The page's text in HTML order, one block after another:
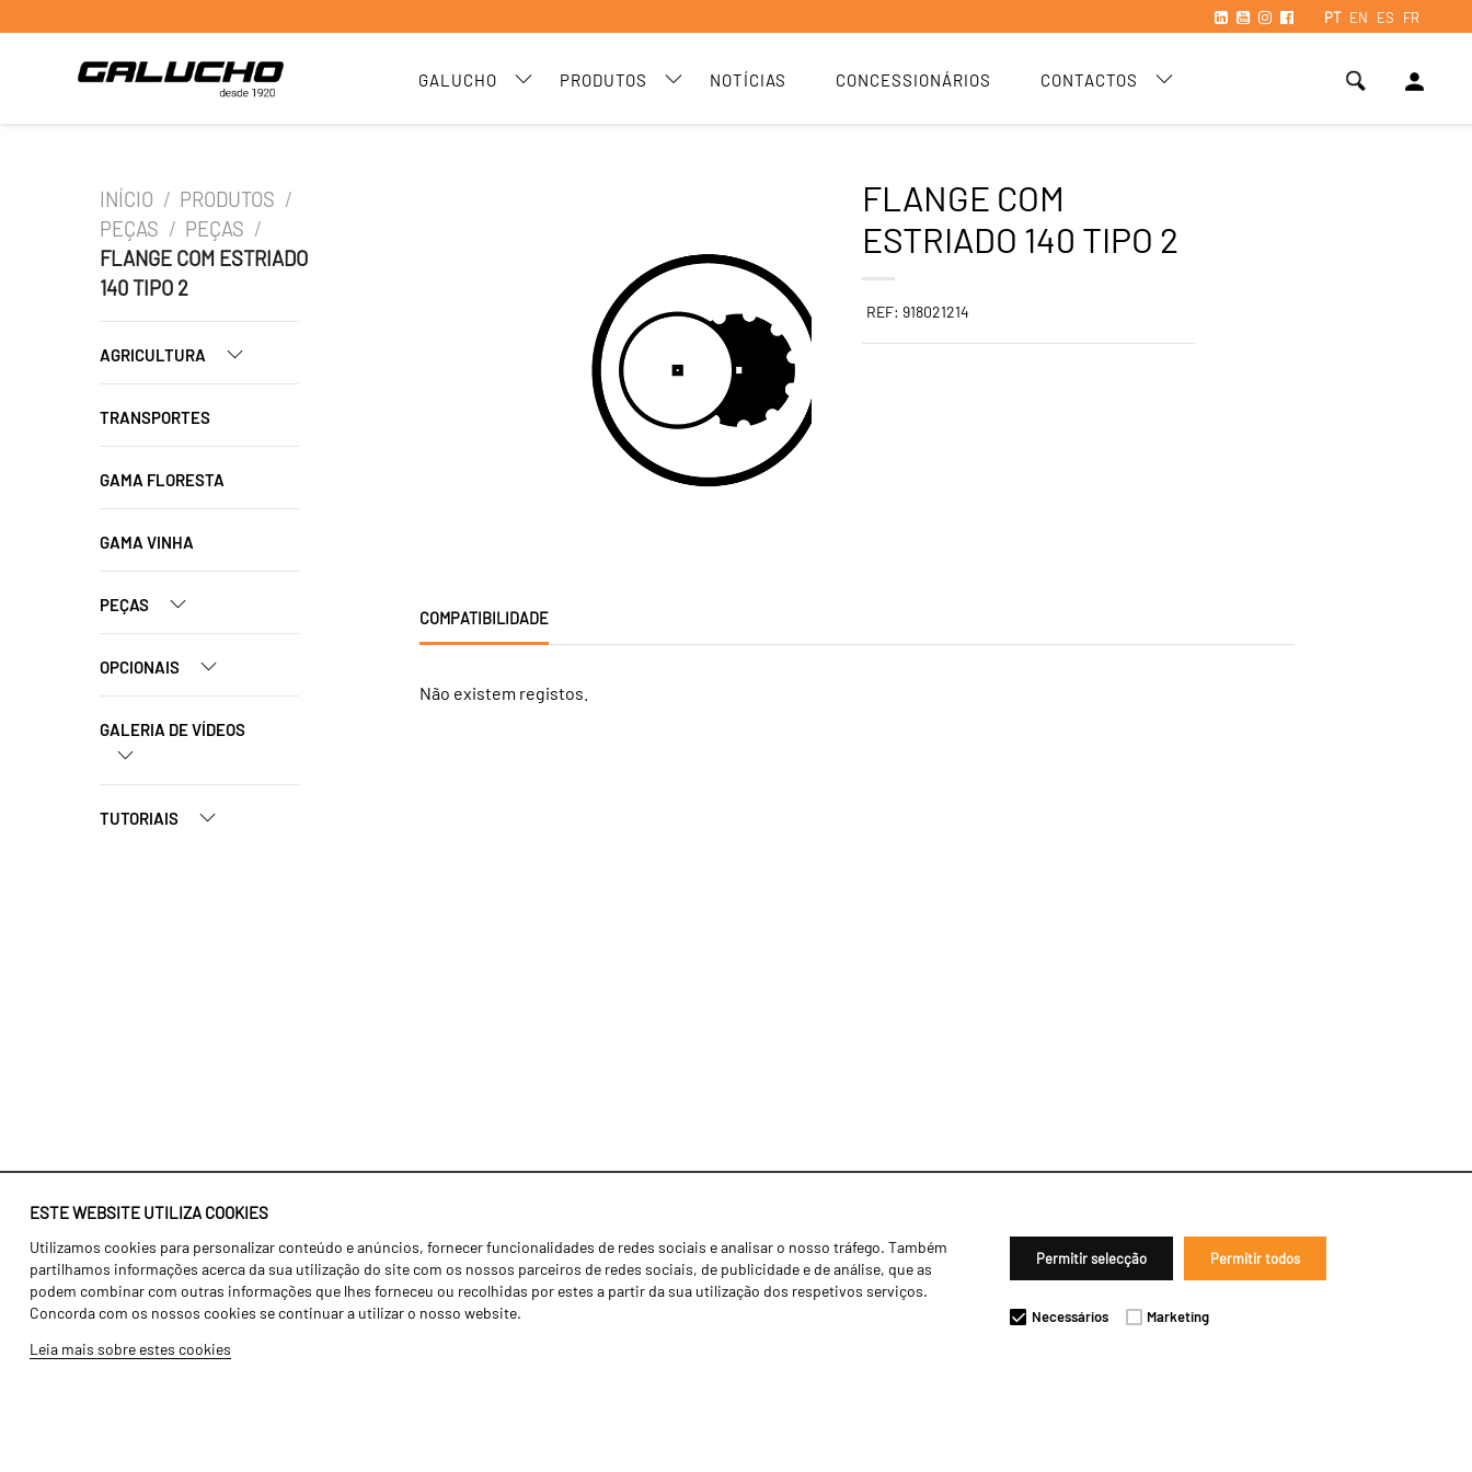
PT EN ES FR
GALUCHO PRODUTOS NOTÍCIAS CONCESSIONÁRIOS CONTACTOS person
ESTE WEBSITE UTILIZA COOKIES
Utilizamos cookies para personalizar conteúdo e anúncios, fornecer funcionalidades de redes sociais e analisar o nosso tráfego. Também
partilhamos informações acerca da sua utilização do site com os nossos parceiros de redes sociais, de publicidade e de análise, que as
podem combinar com outras informações que lhes forneceu ou recolhidas por estes a partir da sua utilização dos respetivos serviços.
Concorda com os nossos cookies se continuar a utilizar o nosso website.
Leia mais sobre estes cookies
Permitir selecção Permitir todos
Necessários Marketing
INÍCIO / PRODUTOS /
PEÇAS / PEÇAS /
FLANGE COM ESTRIADO
140 TIPO 2
AGRICULTURA
TRANSPORTES
GAMA FLORESTA
GAMA VINHA
PEÇAS
OPCIONAIS
GALERIA DE VÍDEOS
TUTORIAIS
FLANGE COM
ESTRIADO 140 TIPO 2
REF: 918021214
COMPATIBILIDADE
Não existem registos.
Identidade
História
Fábrica / Produção
Recursos Humanos
Agricultura
Transportes
Gama Floresta
Notícias
Concessionários